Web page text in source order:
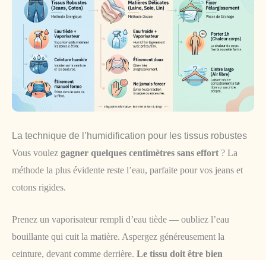
La technique de l’humidification pour les tissus robustes
Vous voulez gagner quelques centimètres sans effort ? La
méthode la plus évidente reste l’eau, parfaite pour vos jeans et
cotons rigides.
Prenez un vaporisateur rempli d’eau tiède — oubliez l’eau
bouillante qui cuit la matière. Aspergez généreusement la
ceinture, devant comme derrière. Le tissu doit être bien